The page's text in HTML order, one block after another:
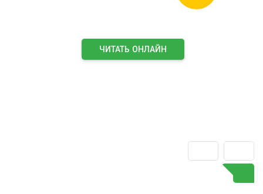
ЧИТАТЬ ОНЛАЙН